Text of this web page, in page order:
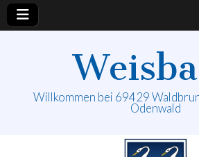
Willkommen bei 69429
Odenwald